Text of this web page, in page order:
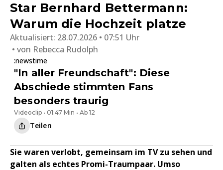
Star Bernhard Bettermann:
Warum die Hochzeit platze
Aktualisiert: 28.07.2026 • 07:51 Uhr
von Rebecca Rudolph
:newstime
"In aller Freundschaft": Diese
Abschiede stimmten Fans
besonders traurig
Videoclip • 01:47 Min • Ab 12
Teilen
Sie waren verlobt, gemeinsam im TV zu sehen und
galten als echtes Promi-Traumpaar. Umso